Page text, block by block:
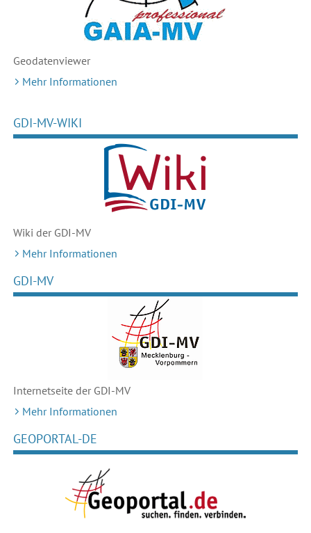
Geodatenviewer
Mehr Informationen
GDI-MV-WIKI
Wiki der GDI-MV
Mehr Informationen
GDI-MV
Internetseite der GDI-MV
Mehr Informationen
GEOPORTAL-DE